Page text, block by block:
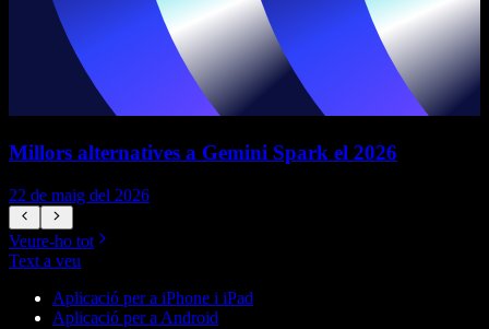
Millors alternatives a Gemini Spark el 2026
22 de maig del 2026
Veure-ho tot
Text a veu
Aplicació per a iPhone i iPad
Aplicació per a Android